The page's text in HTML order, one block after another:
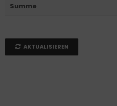
Summe:
AKTUALISIEREN